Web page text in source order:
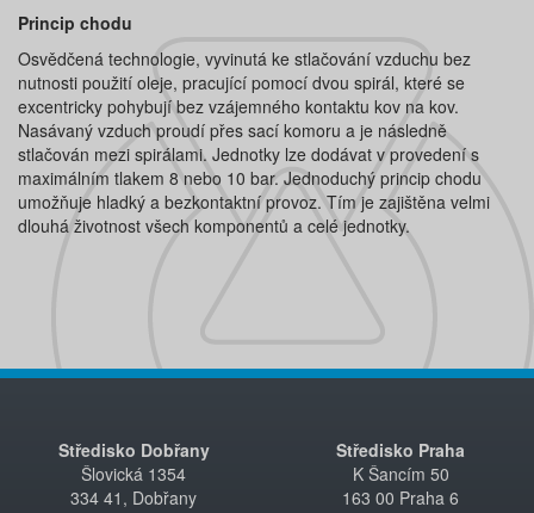
Princip chodu
Osvědčená technologie, vyvinutá ke stlačování vzduchu bez
nutnosti použití oleje, pracující pomocí dvou spirál, které se
excentricky pohybují bez vzájemného kontaktu kov na kov.
Nasávaný vzduch proudí přes sací komoru a je následně
stlačován mezi spirálami. Jednotky lze dodávat v provedení s
maximálním tlakem 8 nebo 10 bar. Jednoduchý princip chodu
umožňuje hladký a bezkontaktní provoz. Tím je zajištěna velmi
dlouhá životnost všech komponentů a celé jednotky.
Středisko Dobřany
Šlovická 1354
334 41, Dobřany
Středisko Praha
K Šancím 50
163 00 Praha 6